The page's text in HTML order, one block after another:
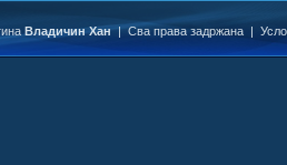
Владичин Хан| Сва права задржана |